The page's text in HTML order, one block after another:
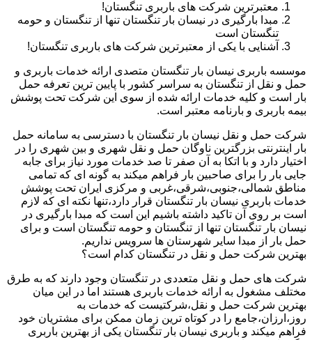
معتبرترین شرکت های باربری تنگستان!
مبدا بارگیری در نیسان بار تنگستان تنها از تنگستان و حومه
تنگستان است
آشنایی با یکی از معتبرترین شرکت های باربری تنگستان!
موسسه باربری نیسان بار تنگستان متصدی ارائه خدمات باربری و
حمل و نقل از تنگستان به سراسر کشور با پایین ترین تعرفه حمل
بار است و کلیه خدمات ارائه شده از سوی این شرکت تحت پوشش
بیمه باربری و بارنامه معتبر است.
شرکت حمل و نقل نیسان بار تنگستان با دسترسی به سامانه حمل
بار اینترنتی بزرگترین ناوگان حمل و نقل شهری و بین شهری را در
اختیار دارد و با اتکا به آن صفر تا صد خدمات مورد نیاز برای جابه
جایی بار را برای صاحبین بار فراهم میکند به گونه ای که تمامی
مناطق شمالی،جنوبی،شرقی،غربی و مرکزی ایران تحت پوشش
خدمات باربری نیسان بار تنگستان قرار دارد،تنها نکته ای که لازم
است بر روی آن تاکید داشته باشیم این است که مبدا بارگیری در
نیسان بار تنگستان تنها از تنگستان و حومه تنگستان است و برای
حمل بار از مبدا سایر شهرستان ها سرویس نداریم.
بهترین شرکت حمل و نقل در تنگستان کدام است؟
شرکت های حمل و نقل متعددی در تنگستان وجود دارند که به طرق
مختلف مشغول به ارائه خدمات باربری هستند اما در این میان
بهترین شرکت حمل و نقل،شرکتیست که خدمات به
روز،ارزان،جامع را در کوتاه ترین زمان ممکن برای مشتریان خود
فراهم میکند و باربری نیسان بار تنگستان یکی از بهترین باربری